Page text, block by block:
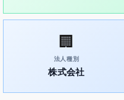
🏢
法人種別
株式会社